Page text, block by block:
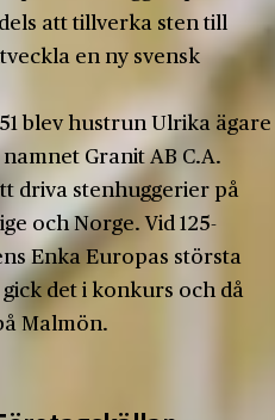
att tillverka sten till
en ny svensk
blev hustrun Ulrika ägare
Granit AB C.A.
driva stenhuggerier på
och Norge. Vid 125-
Enka Europas största
det i konkurs och då
Malmön.